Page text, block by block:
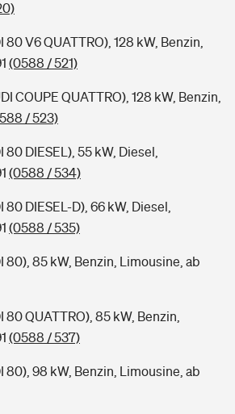
80 V6 QUATTRO), 128 kW, Benzin,
(0588 / 521)
COUPE QUATTRO), 128 kW, Benzin,
/ 523)
80 DIESEL), 55 kW, Diesel,
(0588 / 534)
80 DIESEL-D), 66 kW, Diesel,
(0588 / 535)
80), 85 kW, Benzin, Limousine, ab
80 QUATTRO), 85 kW, Benzin,
(0588 / 537)
80), 98 kW, Benzin, Limousine, ab